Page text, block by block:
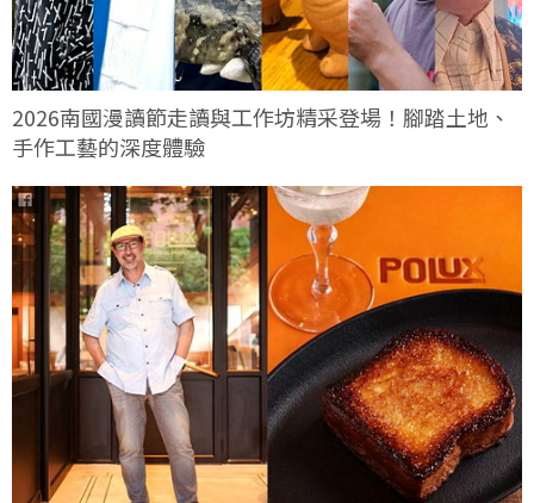
2026南國漫讀節走讀與工作坊精采登場！腳踏土地、
手作工藝的深度體驗